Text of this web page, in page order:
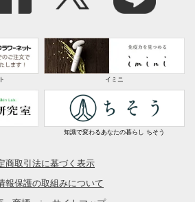
イミニ
知識で変わるあなたの暮らし ちそう
商取引法に基づく表示
報保護の取組みについて